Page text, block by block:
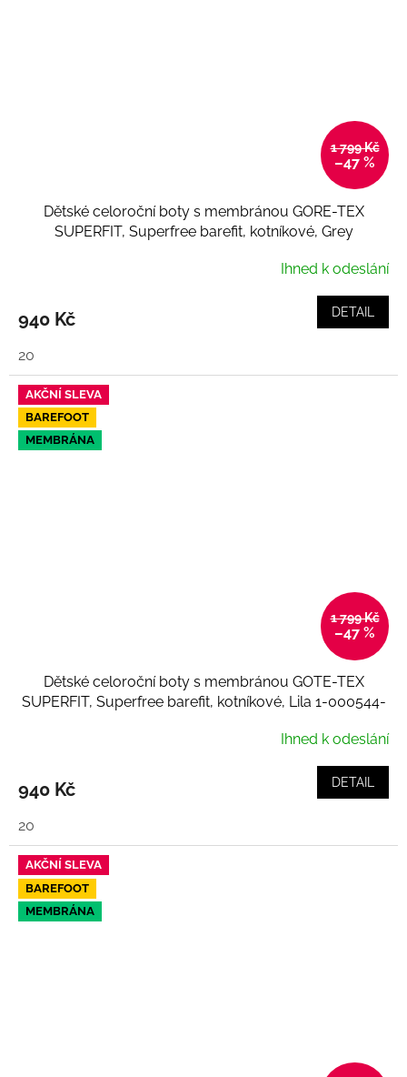
1 799 Kč
–47 %
Dětské celoroční boty s membránou GORE-TEX
SUPERFIT, Superfree barefit, kotníkové, Grey
Ihned k odeslání
940 Kč DETAIL
20
AKČNÍ SLEVA
BAREFOOT
MEMBRÁNA
1 799 Kč
–47 %
Dětské celoroční boty s membránou GOTE-TEX
SUPERFIT, Superfree barefit, kotníkové, Lila 1-000544-
Ihned k odeslání
940 Kč DETAIL
20
AKČNÍ SLEVA
BAREFOOT
MEMBRÁNA